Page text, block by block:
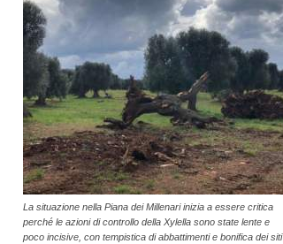
La situazione nella Piana dei Millenari inizia a essere critica
perché le azioni di controllo della Xylella sono state lente e
poco incisive, con tempistica di abbattimenti e bonifica dei siti